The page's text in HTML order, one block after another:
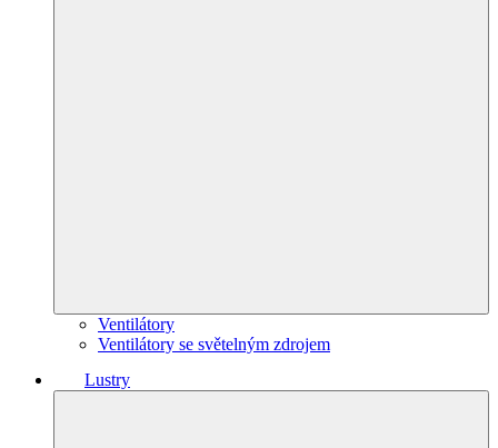
Ventilátory
Ventilátory se světelným zdrojem
Lustry